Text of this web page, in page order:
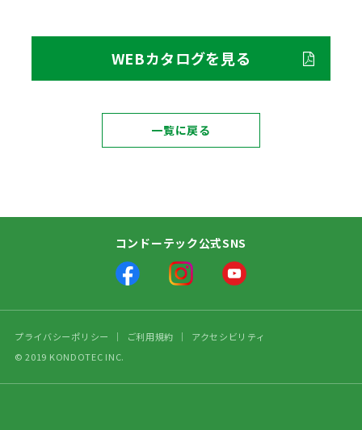
WEBカタログを見る
一覧に戻る
コンドーテック公式SNS
プライバシーポリシー ご利用規約
アクセシビリティ
© 2019 KONDOTEC INC.